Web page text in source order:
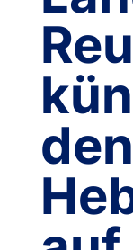
den